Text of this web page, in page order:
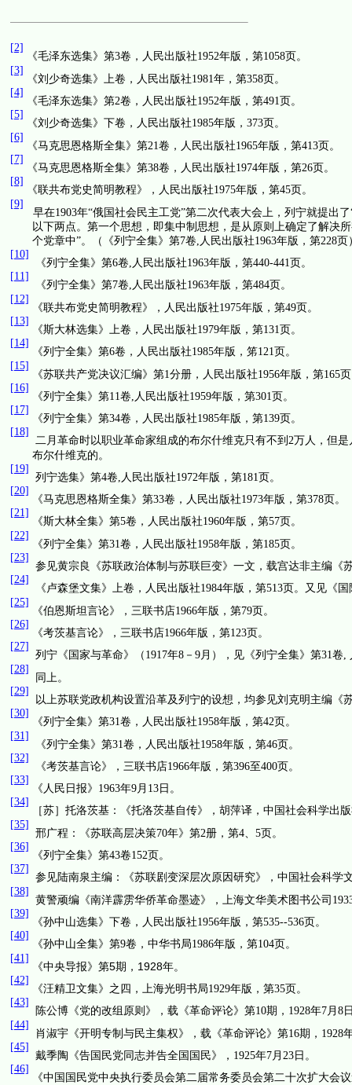
[2]
《毛泽东选集》第3卷，人民出版社1952年版，第1058页。
[3]
《刘少奇选集》上卷，人民出版社1981年，第358页。
[4]
《毛泽东选集》第2卷，人民出版社1952年版，第491页。
[5]
《刘少奇选集》下卷，人民出版社1985年版， 373页。
[6]
《马克思恩格斯全集》第21卷，人民出版社1965年版，第413页。
[7]
《马克思恩格斯全集》第38卷，人民出版社1974年版，第26页。
[8]
《联共布党史简明教程》，人民出版社1975年版，第45页。
[9]
早在1903年“俄国社会民主工党”第二次代表大会上，列宁就提出了
以下两点。第一个思想，即集中制思想，是从原则上确定了解决
个党章中”。（《列宁全集》第7卷 人民出版社1963年版，第228页
[10]
《列宁全集》第6卷, 人民出版社1963年版，第440-441页。
[11]
《列宁全集》第7卷, 人民出版社1963年版，第484页。
[12]
《联共布党史简明教程》，人民出版社1975年版，第49页。
[13]
《斯大林选集》上卷，人民出版社1979年版，第131页。
[14]
《列宁全集》第6卷，人民出版社1985年版，笫121页。
[15]
《苏联共产党决议汇编》第1 分册，人民出版社1956年版，第165
[16]
《列宁全集》第11卷, 人民出版社1959年版，第301页。
[17]
《列宁全集》第34卷，人民出版社1985年版，第139页。
[18]
二月革命时以职业革命家组成的布尔什维克只有不到 2万人，但是
布尔什维克的。
[19]
列宁选集》第4卷, 人民出版社1972年版，第181页。
[20]
《马克思恩格斯全集》第33卷，人民出版社1973年版，第378页。
[21]
《斯大林全集》第5卷，人民出版社1960年版，第57页。
[22]
《列宁全集》第31卷，人民出版社1958年版，第185页。
[23]
参见黄宗良《苏联政治体制与苏联巨变》一文，载宫达非主编《
[24]
《卢森堡文集》上卷，人民出版社1984年版，第513页。又 见《
[25]
《伯恩斯坦言论》，三联书店1966年版，第79页。
[26]
《考茨基言论》，三联书店1966年版，第123页。
[27]
列宁《国家与革命》（ 1917年8－ 9月），见《列宁全集》第31卷,
[28]
同上。
[29]
以上苏联党政机构设置沿革及列宁的设想，均参见刘克明主编《
[30]
《列宁全集》第31卷，人民出版社1958年版，第42页。
[31]
《列宁全集》第31 卷，人民出版社1958年版，第46页。
[32]
《考茨基言论》，三联书店1966年版，第396至400页。
[33]
《人民日报》 1963年9月 13日 。
[34]
［苏］托洛茨基：《托洛茨基自传》，胡萍译，中国社会科学出
[35]
邢广程：《苏联高层决策70年》第2册，第4、 5页。
[36]
《列宁全集》第43卷152页。
[37]
参见陆南泉主编：《苏联剧变深层次原因研究》，中国社会科学
[38]
黄警顽编《南洋霹雳华侨革命墨迹》，上海文华美术图书公司
[39]
《孙中山选集》下卷，人民出版社1956年版，第535--536页。
[40]
《孙中山全集》第9卷，中华书局1986年版，第104页。
[41]
《中央导报》第5期， 1928年。
[42]
《汪精卫文集》之四，上海光明书局1929年版，第35页。
[43]
陈公博《党的改组原则》，载《革命评论》第10期， 1928年7月 8
[44]
肖淑宇《开明专制与民主集权》，载《革命评论》第16期， 1928
[45]
戴季陶《告国民党同志并告全国国民》， 1925年7月 23日 。
[46]
《中国国民党中央执行委员会第二届常务委员会第二十次扩大